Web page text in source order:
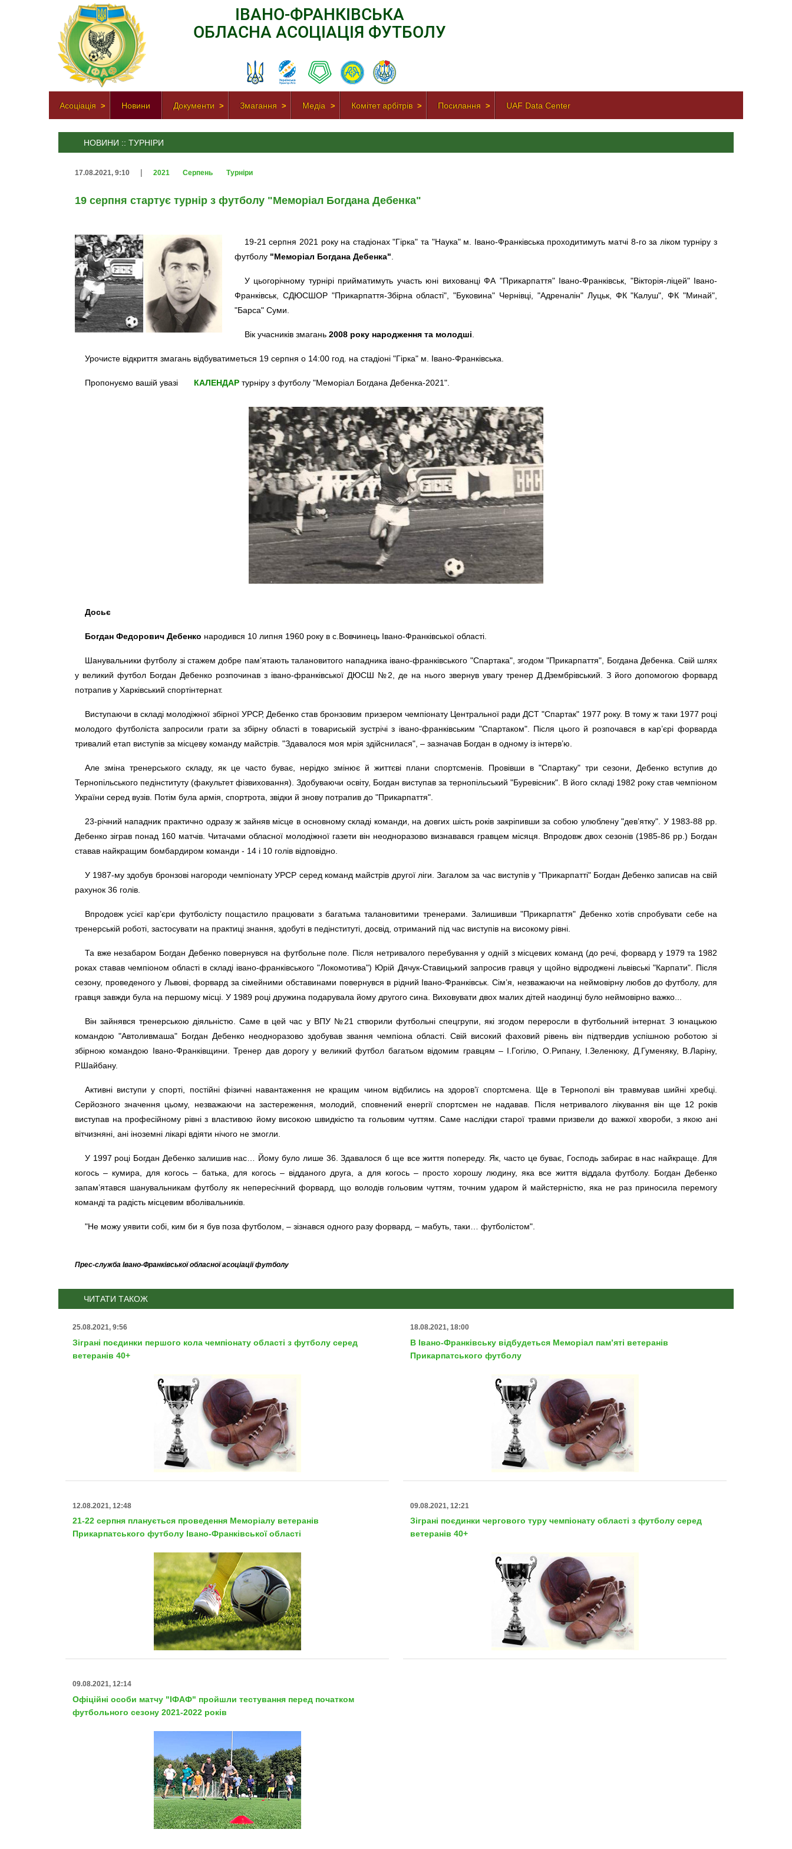
ІВАНО-ФРАНКІВСЬКА
ОБЛАСНА АСОЦІАЦІЯ ФУТБОЛУ
Асоціація Новини Документи Змагання Медіа Комітет арбітрів Посилання UAF Data Center
НОВИНИ :: ТУРНІРИ
17.08.2021, 9:10 | 2021 Серпень Турніри
19 серпня стартує турнір з футболу "Меморіал Богдана Дебенка"
19-21 серпня 2021 року на стадіонах "Гірка" та "Наука" м. Івано-Франківська проходитимуть матчі 8-го за ліком турніру з
футболу "Меморіал Богдана Дебенка"
У цьогорічному турнірі прийматимуть участь юні вихованці ФА "Прикарпаття" Івано-Франківськ, "Вікторія-ліцей" Івано-
Франківськ, СДЮСШОР "Прикарпаття-Збірна області", "Буковина" Чернівці, "Адреналін" Луцьк, ФК "Калуш", ФК "Минай",
"Барса" Суми.
Вік учасників змагань 2008 року народження та молодші
Урочисте відкриття змагань відбуватиметься 19 серпня о 14:00 год. на стадіоні "Гірка" м. Івано-Франківська.
Пропонуємо вашій увазі КАЛЕНДАРтурніру з футболу "Меморіал Богдана Дебенка-2021".
Досьє
Богдан Федорович Дебенко народився 10 липня 1960 року в с.Вовчинець Івано-Франківської області.
Шанувальники футболу зі стажем добре пам’ятають талановитого нападника івано-франківського "Спартака", згодом "Прикарпаття", Богдана Дебенка. Свій шлях
у великий футбол Богдан Дебенко розпочинав з івано-франківської ДЮСШ №2, де на нього звернув увагу тренер Д.Дзембрівський. З його допомогою форвард
потрапив у Харківський спортінтернат.
Виступаючи в складі молодіжної збірної УРСР, Дебенко став бронзовим призером чемпіонату Центральної ради ДСТ "Спартак" 1977 року. В тому ж таки 1977 році
молодого футболіста запросили грати за збірну області в товариській зустрічі з івано-франківським "Спартаком". Після цього й розпочався в кар’єрі форварда
тривалий етап виступів за місцеву команду майстрів. "Здавалося моя мрія здійснилася", – зазначав Богдан в одному із інтерв’ю.
Але зміна тренерського складу, як це часто буває, нерідко змінює й життєві плани спортсменів. Провівши в "Спартаку" три сезони, Дебенко вступив до
Тернопільського педінституту (факультет фізвиховання). Здобуваючи освіту, Богдан виступав за тернопільський "Буревісник". В його складі 1982 року став чемпіоном
України серед вузів. Потім була армія, спортрота, звідки й знову потрапив до "Прикарпаття".
23-річний нападник практично одразу ж зайняв місце в основному складі команди, на довгих шість років закріпивши за собою улюблену "дев’ятку". У 1983-88 рр.
Дебенко зіграв понад 160 матчів. Читачами обласної молодіжної газети він неодноразово визнавався гравцем місяця. Впродовж двох сезонів (1985-86 рр.) Богдан
ставав найкращим бомбардиром команди - 14 і 10 голів відповідно.
У 1987-му здобув бронзові нагороди чемпіонату УРСР серед команд майстрів другої ліги. Загалом за час виступів у "Прикарпатті" Богдан Дебенко записав на свій
рахунок 36 голів.
Впродовж усієї кар’єри футболісту пощастило працювати з багатьма талановитими тренерами. Залишивши "Прикарпаття" Дебенко хотів спробувати себе на
тренерській роботі, застосувати на практиці знання, здобуті в педінституті, досвід, отриманий під час виступів на високому рівні.
Та вже незабаром Богдан Дебенко повернувся на футбольне поле. Після нетривалого перебування у одній з місцевих команд (до речі, форвард у 1979 та 1982
роках ставав чемпіоном області в складі івано-франківського "Локомотива") Юрій Дячук-Ставицький запросив гравця у щойно відроджені львівські "Карпати". Після
сезону, проведеного у Львові, форвард за сімейними обставинами повернувся в рідний Івано-Франківськ. Сім’я, незважаючи на неймовірну любов до футболу, для
гравця завжди була на першому місці. У 1989 році дружина подарувала йому другого сина. Виховувати двох малих дітей наодинці було неймовірно важко...
Він зайнявся тренерською діяльністю. Саме в цей час у ВПУ №21 створили футбольні спецгрупи, які згодом переросли в футбольний інтернат. З юнацькою
командою "Автоливмаша" Богдан Дебенко неодноразово здобував звання чемпіона області. Свій високий фаховий рівень він підтвердив успішною роботою зі
збірною командою Івано-Франківщини. Тренер дав дорогу у великий футбол багатьом відомим гравцям – І.Гогілю, О.Рипану, І.Зеленюку, Д.Гуменяку, В.Ларіну,
Р.Шайбану.
Активні виступи у спорті, постійні фізичні навантаження не кращим чином відбились на здоров’ї спортсмена. Ще в Тернополі він травмував шийні хребці.
Серйозного значення цьому, незважаючи на застереження, молодий, сповнений енергії спортсмен не надавав. Після нетривалого лікування він ще 12 років
виступав на професійному рівні з властивою йому високою швидкістю та гольовим чуттям. Саме наслідки старої травми призвели до важкої хвороби, з якою ані
вітчизняні, ані іноземні лікарі вдіяти нічого не змогли.
У 1997 році Богдан Дебенко залишив нас… Йому було лише 36. Здавалося б ще все життя попереду. Як, часто це буває, Господь забирає в нас найкраще. Для
когось – кумира, для когось – батька, для когось – відданого друга, а для когось – просто хорошу людину, яка все життя віддала футболу. Богдан Дебенко
запам’ятався шанувальникам футболу як непересічний форвард, що володів гольовим чуттям, точним ударом й майстерністю, яка не раз приносила перемогу
команді та радість місцевим вболівальників.
"Не можу уявити собі, ким би я був поза футболом, – зізнався одного разу форвард, – мабуть, таки… футболістом".
Прес-служба Івано-Франківської обласної асоціації футболу
ЧИТАТИ ТАКОЖ
25.08.2021, 9:56
Зіграні поєдинки першого кола чемпіонату області з футболу серед
ветеранів 40+
18.08.2021, 18:00
В Івано-Франківську відбудеться Меморіал пам’яті ветеранів
Прикарпатського футболу
12.08.2021, 12:48
21-22 серпня планується проведення Меморіалу ветеранів
Прикарпатського футболу Івано-Франківської області
09.08.2021, 12:21
Зіграні поєдинки чергового туру чемпіонату області з футболу серед
ветеранів 40+
09.08.2021, 12:14
Офіційні особи матчу "ІФАФ" пройшли тестування перед початком
футбольного сезону 2021-2022 років